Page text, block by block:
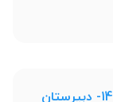
نمونه سوال امتحانی فیزیک-دی 1400- دبیرستان